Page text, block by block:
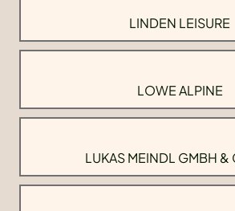
LINDEN LEISURE
LOWE ALPINE
LUKAS MEINDL GMBH &